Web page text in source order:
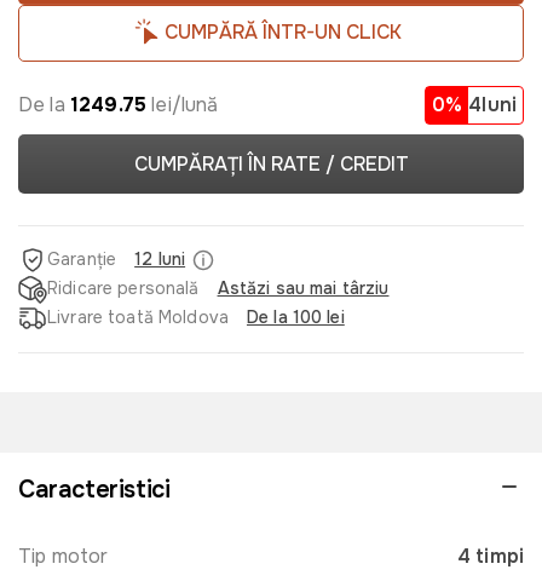
CUMPĂRĂ ÎNTR-UN CLICK
De la 1249.75 lei/lună 0% 4luni
CUMPĂRAȚI ÎN RATE / CREDIT
Garanție
12 luni
Ridicare personală
Astăzi sau mai târziu
Livrare toată Moldova
De la 100 lei
Caracteristici
Tip motor 4 timpi